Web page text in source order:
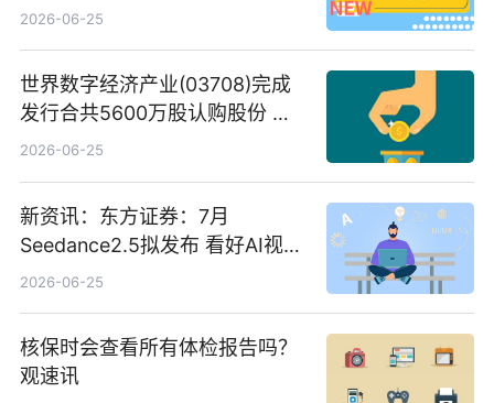
2026-06-25
世界数字经济产业(03708)完成
发行合共5600万股认购股份 净
筹约1007万港元 独家焦点
2026-06-25
新资讯：东方证券：7月
Seedance2.5拟发布 看好AI视频
创作工作流进一步提效
2026-06-25
核保时会查看所有体检报告吗？
观速讯